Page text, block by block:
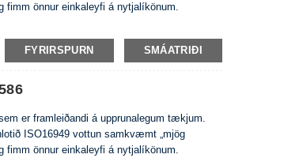
fimm önnur einkaleyfi á nytjalíkönum.
FYRIRSPURN SMÁATRIÐI
er framleiðandi á upprunalegum tækjum.
ISO16949 vottun samkvæmt „mjög
fimm önnur einkaleyfi á nytjalíkönum.